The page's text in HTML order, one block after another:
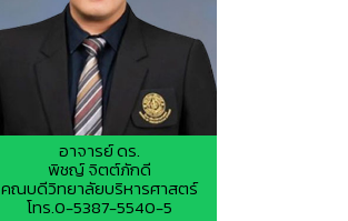
อาจารย์ ดร.
พิชญ์ จิตต์ภักดี
คณบดีวิทยาลัยบริหารศาสตร์
โทร.0-5387-5540-5